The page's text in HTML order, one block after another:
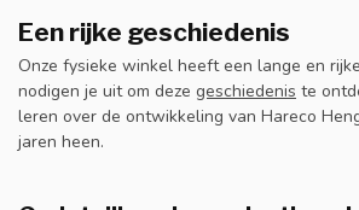
Een rijke geschiedenis
Onze fysieke winkel heeft een lange en
nodigen je uit om deze geschiedenis te
leren over de ontwikkeling van Hareco
jaren heen.